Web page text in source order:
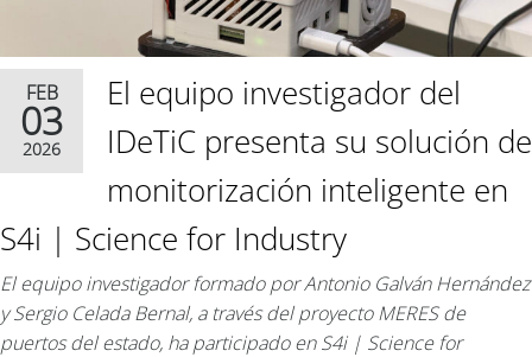
FEB
03
2026
El equipo investigador del
IDeTiC presenta su solución de
monitorización inteligente en
S4i | Science for Industry
El equipo investigador formado por Antonio Galván Hernández
y Sergio Celada Bernal, a través del proyecto MERES de
puertos del estado, ha participado en S4i | Science for